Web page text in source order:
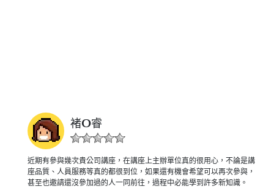
褚O睿
近期有參與幾次貴公司講座，在講座上主辦單位真的很用心，不論是講
座品質、人員服務等真的都很到位，如果還有機會希望可以再次參與，
甚至也邀請還沒參加過的人一同前往，過程中必能學到許多新知識。